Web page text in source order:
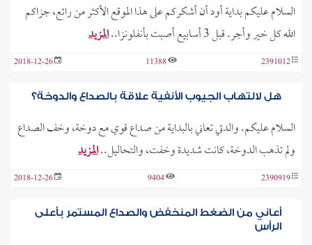
السلام عليكم بداية أود أن أشكركم على هذا الموقع الأكثر من رائع، جزاكم
الله كل خير وأجر. قبل 3 أسابيع أصبت بأنفلونزا..
المزيد
2391012
11388
2018-12-26
هل لالتهاب الجيوب الأنفية علاقة بالصداع والدوخة؟
السلام عليكم. والدتي تعاني بالبداية من صداع قوي مع دوخة، وخف الصداع
ولم تذهب الدوخة، كانت شديدة وخفت، والتحاليل..المزيد
2390919
9404
2018-12-26
أعاني من الضغط المنخفض والصداع المستمر بأعلى
الرأس